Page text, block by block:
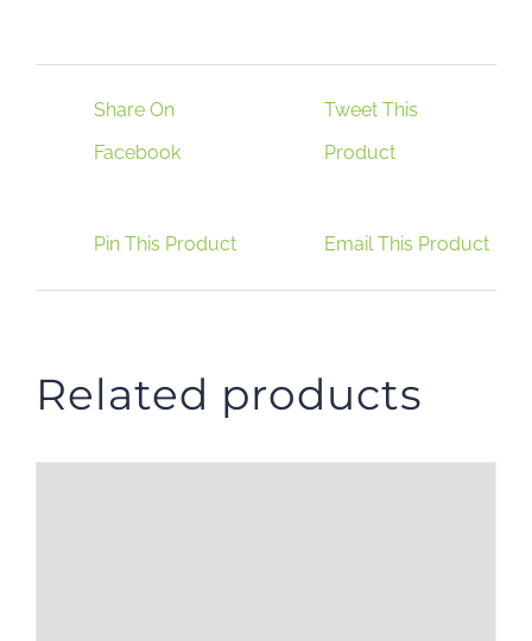
Share On
Facebook
Tweet This
Product
Pin This Product Email This Product
Related products